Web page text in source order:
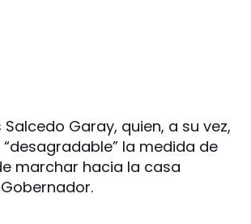
Salcedo Garay, quien, a su vez,
la medida de
marchar hacia la casa